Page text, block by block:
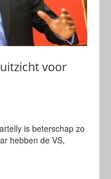
voor
is beterschap zo
hebben de VS,